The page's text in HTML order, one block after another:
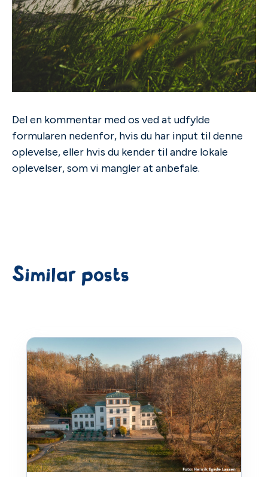
Del en kommentar med os ved at udfylde
formularen nedenfor, hvis du har input til denne
oplevelse, eller hvis du kender til andre lokale
oplevelser, som vi mangler at anbefale.
Similar posts